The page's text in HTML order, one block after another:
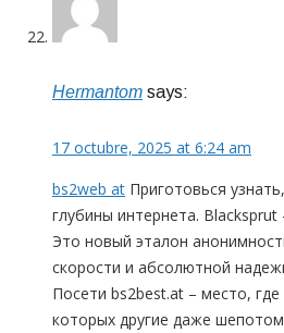
Hermantom says:
17 octubre, 2025 at 6:24 am
bs2web at Приготовься
глубины интернета.
Это новый эталон
скорости и абсолютной
Посети bs2best.at – место,
которых другие даже